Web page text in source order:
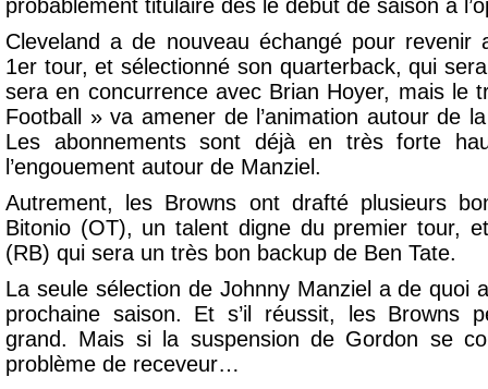
probablement titulaire dès le début de saison à
Cleveland a de nouveau échangé pour revenir
1er tour, et sélectionné son quarterback, qui
sera en concurrence avec Brian Hoyer, mais le
Football » va amener de l’animation autour de
Les abonnements sont déjà en très forte
l’engouement autour de Manziel.
Autrement, les Browns ont drafté plusieurs
Bitonio (OT), un talent digne du premier tour,
(RB) qui sera un très bon backup de Ben Tate.
La seule sélection de Johnny Manziel a de quoi
prochaine saison. Et s’il réussit, les Browns
grand. Mais si la suspension de Gordon se
problème de receveur…